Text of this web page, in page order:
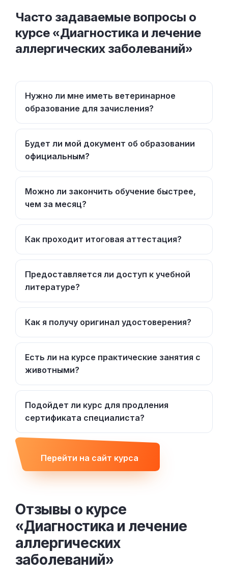
Часто задаваемые вопросы о
курсе «Диагностика и лечение
аллергических заболеваний»
Нужно ли мне иметь ветеринарное
образование для зачисления?
Будет ли мой документ об образовании
официальным?
Можно ли закончить обучение быстрее,
чем за месяц?
Как проходит итоговая аттестация?
Предоставляется ли доступ к учебной
литературе?
Как я получу оригинал удостоверения?
Есть ли на курсе практические занятия с
животными?
Подойдет ли курс для продления
сертификата специалиста?
Перейти на сайт курса
Отзывы о курсе
«Диагностика и лечение
аллергических
заболеваний»